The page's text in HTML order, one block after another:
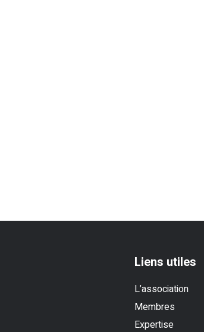
Liens utiles
L’association
Membres
Expertise